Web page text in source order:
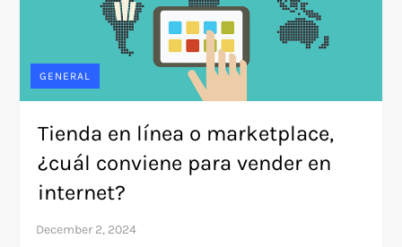
GENERAL
Tienda en línea o marketplace,
¿cuál conviene para vender en
internet?